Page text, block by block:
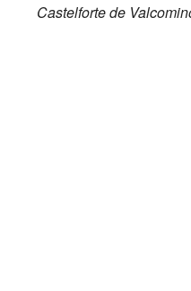
Castelforte de